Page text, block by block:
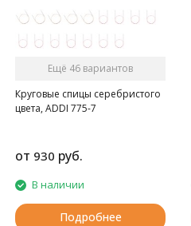
Ещё 46 вариантов
Круговые спицы серебристого
цвета, ADDI 775-7
от 930 руб.
В наличии
Подробнее